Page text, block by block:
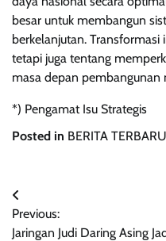
besar untuk membangun
berkelanjutan.
tetapi juga tentang
masa depan pembangunan
*) Pengamat Isu Strategis
Posted in BERITA TERBARU
Post
navigation
Previous:
Jaringan Judi Daring Asing